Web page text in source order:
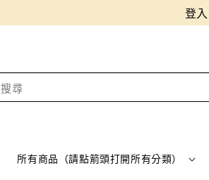
搜尋
所有商品（請點箭頭打開所有分類）